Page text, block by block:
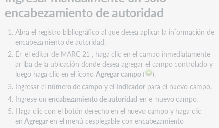
encabezamiento de autoridad
Abra el registro bibliográfico al que desea aplicar la información de
encabezamiento de autoridad.
En el editor de MARC 21 , haga clic en el campo inmediatamente
arriba de la ubicación donde desea agregar el campo controlado y
luego haga clic en el ícono Agregar campo(
).
Ingresar el número de campoy el indicadorpara el nuevo campo.
Ingrese un encabezamiento de autoridad en el nuevo campo.
Haga clic con el botón derecho en el nuevo campo y haga clic
en Agregaren el menú desplegable con encabezamiento